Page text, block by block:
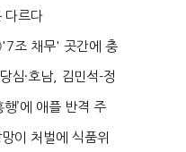
다르다
조 채무' 곳간에 충
심·호남, 김민석-정
행’에 애플 반격 주
이 처벌에 식품위